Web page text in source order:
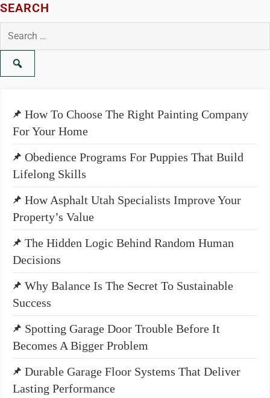
SEARCH
Search
for:
How To Choose The Right Painting Company
For Your Home
Obedience Programs For Puppies That Build
Lifelong Skills
How Asphalt Utah Specialists Improve Your
Property’s Value
The Hidden Logic Behind Random Human
Decisions
Why Balance Is The Secret To Sustainable
Success
Spotting Garage Door Trouble Before It
Becomes A Bigger Problem
Durable Garage Floor Systems That Deliver
Lasting Performance